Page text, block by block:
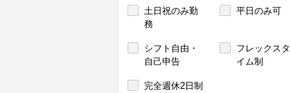
土日祝のみ勤
務
平日のみ可
シフト自由・
自己申告
フレックスタ
イム制
完全週休2日制